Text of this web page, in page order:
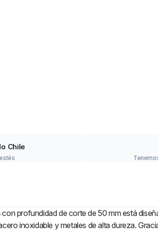
Chile
profundidad de corte de 50 mm está
inoxidable y metales de alta dureza.